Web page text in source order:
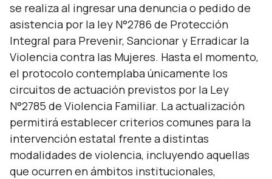
se realiza al ingresar una denuncia o pedido de
asistencia por la ley N°2786 de Protección
Integral para Prevenir, Sancionar y Erradicar la
Violencia contra las Mujeres. Hasta el momento,
el protocolo contemplaba únicamente los
circuitos de actuación previstos por la Ley
N°2785 de Violencia Familiar. La actualización
permitirá establecer criterios comunes para la
intervención estatal frente a distintas
modalidades de violencia, incluyendo aquellas
que ocurren en ámbitos institucionales,